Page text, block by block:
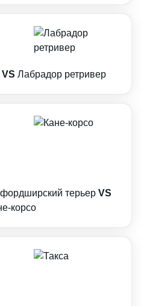
VS Лабрадор ретривер
терьер VS
корсо